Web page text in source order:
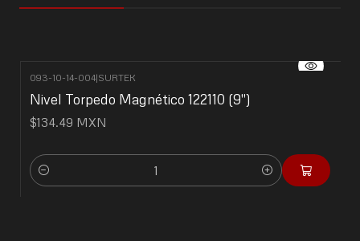
093-10-14-004|SURTEK
Nivel Torpedo Magnético 122110 (9")
$134.49 MXN
Cantidad